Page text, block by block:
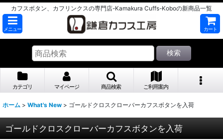
カフスボタン、カフリンクスの専門店-Kamakura Cuffs-Koboの新商品一覧
メニュー カート
検索
カテゴリ マイページ 商品検索 ご利用案内
ホーム > What's New > ゴールドクロスクローバーカフスボタンを入荷
ゴールドクロスクローバーカフスボタンを入荷